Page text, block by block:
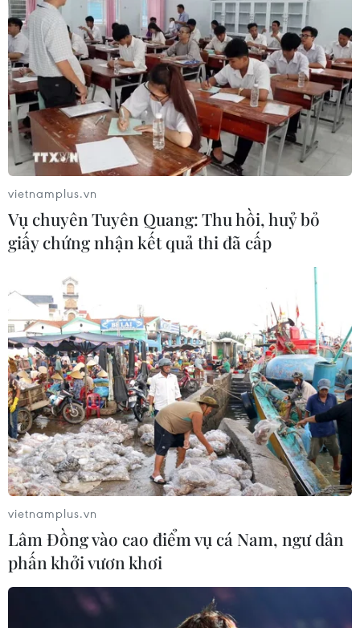
trưởng Năng lượng và Công nghiệp UAE Suhail
Mohamed Faraj Al Mazrouei sẽ đồng chủ tọa phiên họp
này tại khách sạn Seoul ngày 16/11.
vietnamplus.vn
Vụ chuyên Tuyên Quang: Thu hồi, huỷ bỏ
giấy chứng nhận kết quả thi đã cấp
vietnamplus.vn
Lâm Đồng vào cao điểm vụ cá Nam, ngư dân
phấn khởi vươn khơi